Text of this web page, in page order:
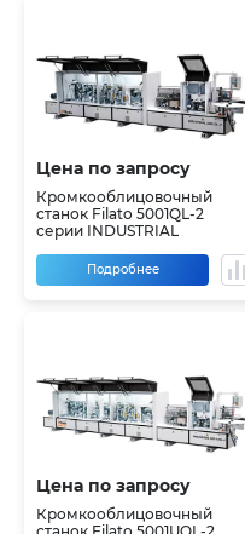
Цена по запросу
Кромкооблицовочный
станок Filato 5001QL-2
серии INDUSTRIAL
Подробнее
Цена по запросу
Кромкооблицовочный